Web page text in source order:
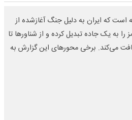
است که ایران به دلیل جنگ آغازشده از
را به یک جاده تبدیل کرده و از شناورها تا
می‌کند. برخی محورهای این گزارش به